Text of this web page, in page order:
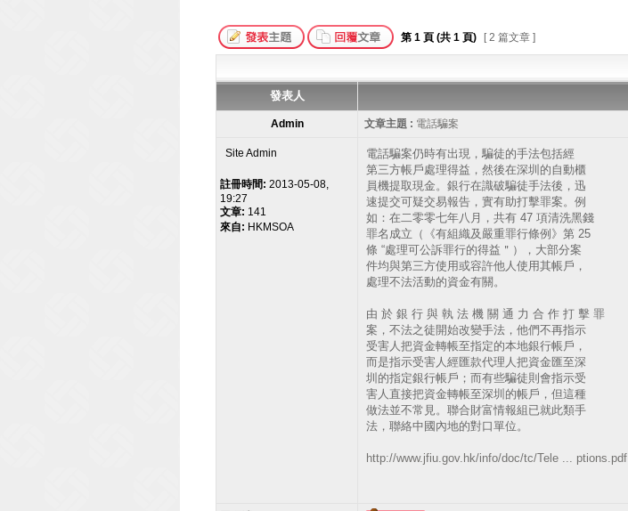
第 1 頁 (共 1 頁) [ 2 篇文章 ]
發表人
Admin 文章主題 : 電話騙案
Site Admin
註冊時間: 2013-05-08,
19:27
文章: 141
來自: HKMSOA
電話騙案仍時有出現，騙徒的手法包括經
第三方帳戶處理得益，然後在深圳的自動櫃
員機提取現金。銀行在識破騙徒手法後，迅
速提交可疑交易報告，實有助打擊罪案。例
如：在二零零七年八月，共有 47 項清洗黑錢
罪名成立（《有組織及嚴重罪行條例》第 25
條 “處理可公訴罪行的得益＂），大部分案
件均與第三方使用或容許他人使用其帳戶，
處理不法活動的資金有關。
由 於 銀 行 與 執 法 機 關 通 力 合 作 打 擊 罪
案，不法之徒開始改變手法，他們不再指示
受害人把資金轉帳至指定的本地銀行帳戶，
而是指示受害人經匯款代理人把資金匯至深
圳的指定銀行帳戶；而有些騙徒則會指示受
害人直接把資金轉帳至深圳的帳戶，但這種
做法並不常見。聯合財富情報組已就此類手
法，聯絡中國內地的對口單位。
http://www.jfiu.gov.hk/info/doc/tc/Tele ... ptions.pdf